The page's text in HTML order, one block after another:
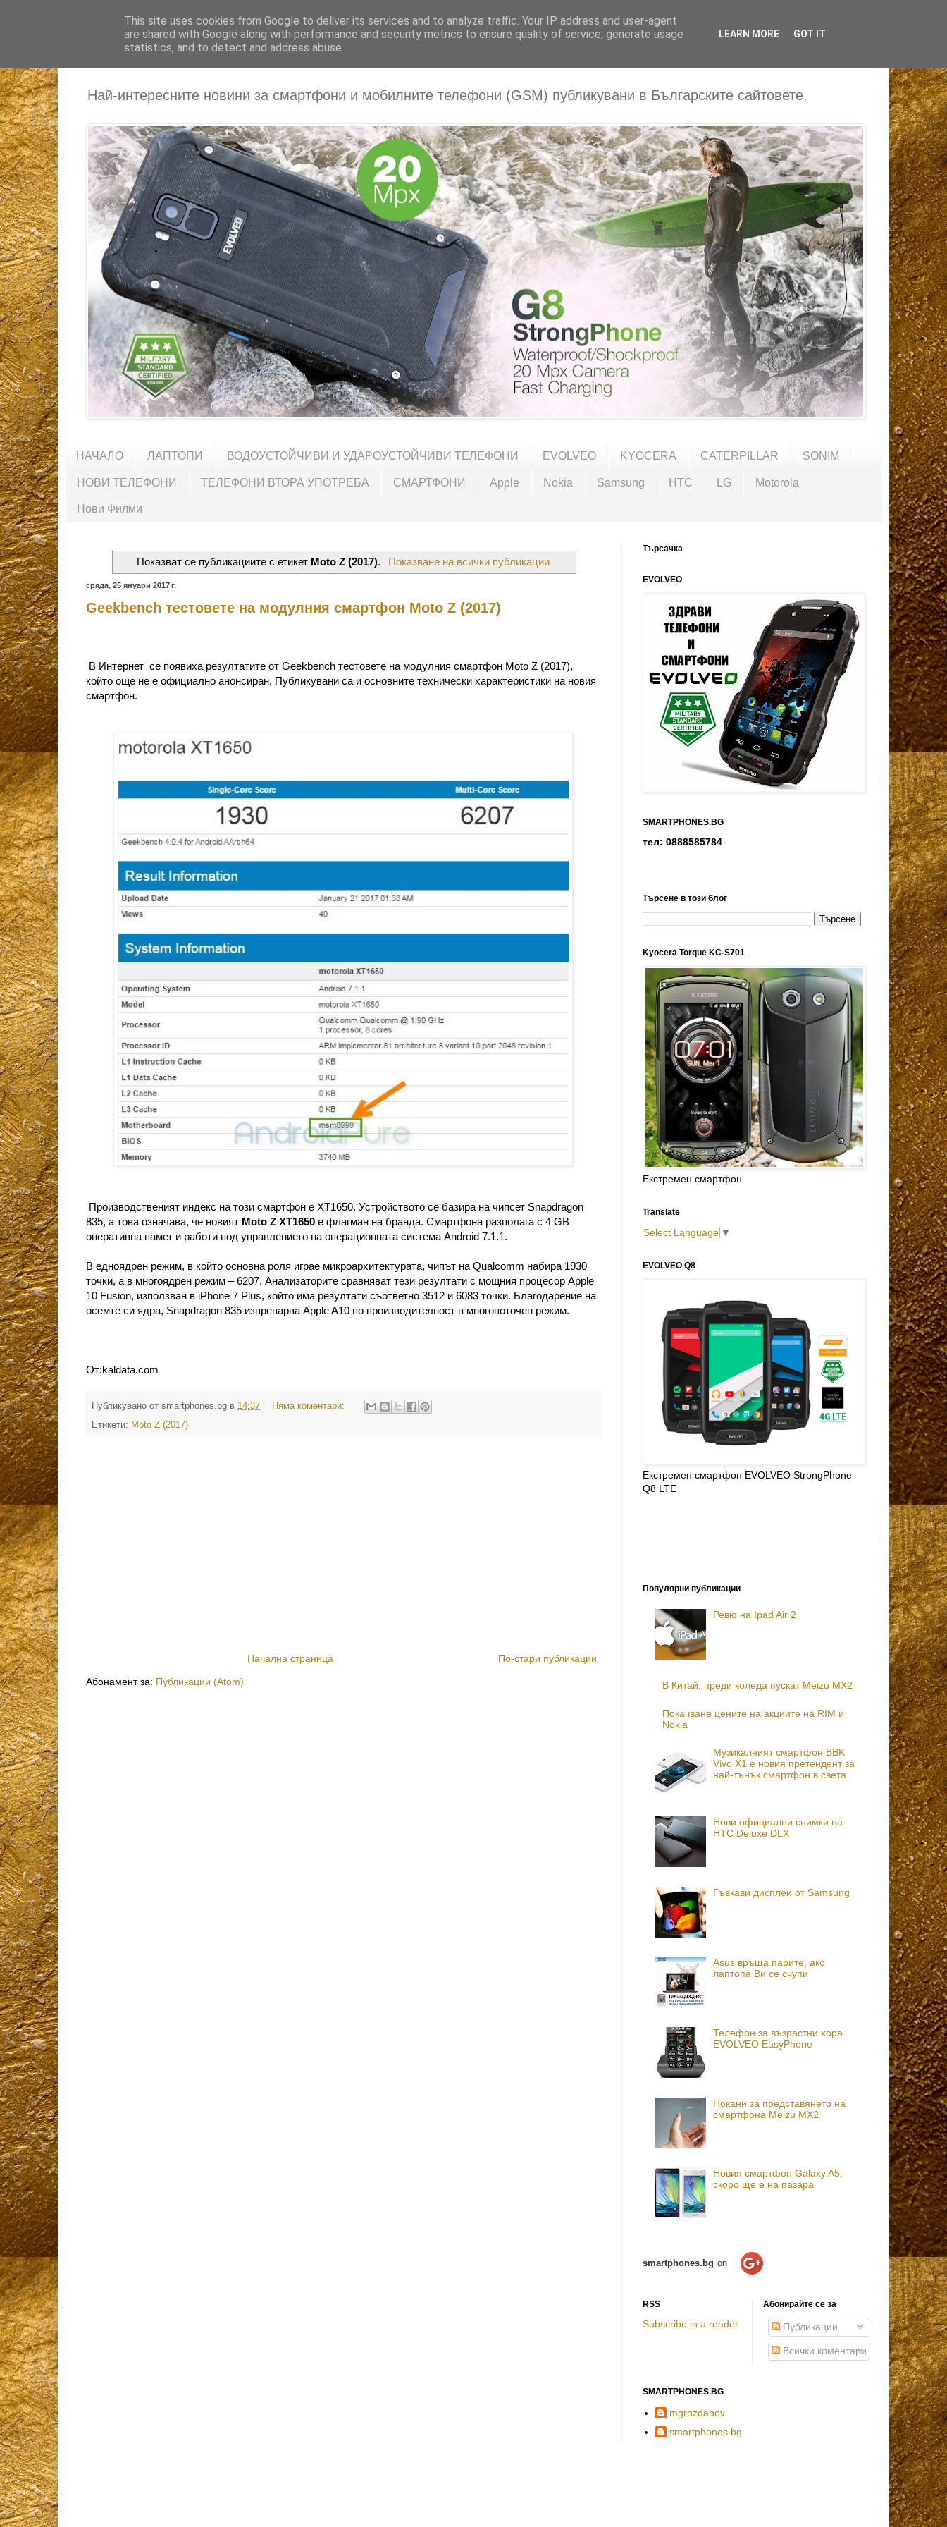
Най-интересните новини за смартфони и мобилните телефони (GSM) публикувани в Българските сайтовете.
НАЧАЛО ЛАПТОПИ ВОДОУСТОЙЧИВИ И УДАРОУСТОЙЧИВИ ТЕЛЕФОНИ EVOLVEO KYOCERA CATERPILLAR SONIM
НОВИ ТЕЛЕФОНИ ТЕЛЕФОНИ ВТОРА УПОТРЕБА СМАРТФОНИ Apple Nokia Samsung HTC LG Motorola
Нови Филми
Показват се публикациите с етикет Moto Z (2017). Показване на всички публикации
сряда, 25 януари 2017 г.
Geekbench тестовете на модулния смартфон Moto Z (2017)
В Интернет се появиха резултатите от Geekbench тестовете на модулния смартфон Moto Z (2017),
който още не е официално анонсиран. Публикувани са и основните технически характеристики на новия
смартфон.
Производственият индекс на този смартфон е XT1650. Устройството се базира на чипсет Snapdragon
835, а това означава, че новият Moto Z XT1650 е флагман на бранда. Смартфона разполага с 4 GB
оперативна памет и работи под управлението на операционната система Android 7.1.1.
В едноядрен режим, в който основна роля играе микроархитектурата, чипът на Qualcomm набира 1930
точки, а в многоядрен режим – 6207. Анализаторите сравняват тези резултати с мощния процесор Apple
10 Fusion, използван в iPhone 7 Plus, който има резултати съответно 3512 и 6083 точки. Благодарение на
осемте си ядра, Snapdragon 835 изпреварва Apple A10 по производителност в многопоточен режим.
От:kaldata.com
Публикувано от smartphones.bg в 14:37
Няма коментари:
Етикети: Moto Z (2017)
По-стари публикации
Начална страница
Абонамент за: Публикации (Atom)
Търсачка
EVOLVEO
SMARTPHONES.BG
тел: 0888585784
Търсене в този блог
Kyocera Torque KC-S701
Екстремен смартфон
Translate
Select Language ▼
EVOLVEO Q8
Екстремен смартфон EVOLVEO StrongPhone
Q8 LTE
Популярни публикации
Ревю на Ipad Air 2
В Китай, преди коледа пускат Meizu MX2
Покачване цените на акциите на RIM и
Nokia
Музикалният смартфон BBK
Vivo X1 е новия претендент за
най-тънък смартфон в света
Нови официални снимки на
HTC Deluxe DLX
Гъвкави дисплеи от Samsung
Asus връща парите, ако
лаптопа Ви се счупи
Телефон за възрастни хора
EVOLVEO EasyPhone
Покани за представянето на
смартфона Meizu MX2
Новия смартфон Galaxy A5,
скоро ще е на пазара
smartphones.bg on
RSS
Subscribe in a reader
Абонирайте се за
Публикации
Всички коментари
SMARTPHONES.BG
mgrozdanov
smartphones.bg
This site uses cookies from Google to deliver its services and to analyze traffic. Your IP address and user-agent
are shared with Google along with performance and security metrics to ensure quality of service, generate usage
statistics, and to detect and address abuse.
LEARN MORE GOT IT